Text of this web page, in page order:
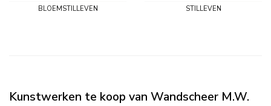
bloemstilleven stilleven
Kunstwerken te koop van Wandscheer M.W.